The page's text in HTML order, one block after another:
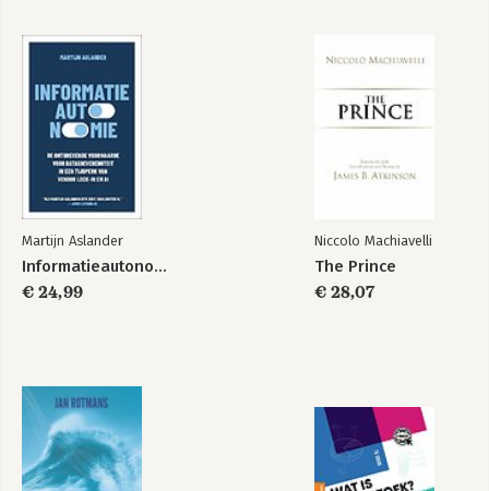
Martijn Aslander
Informatieautonomie
€ 24,99
Niccolo Machiavelli
The Prince
€ 28,07